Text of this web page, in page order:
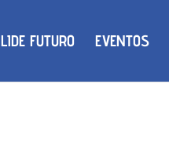
LIDE FUTURO EVENTOS